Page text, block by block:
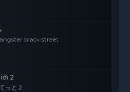
black street
2
っと 2